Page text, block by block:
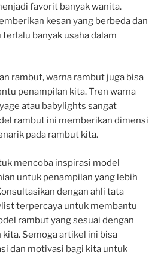
favorit banyak wanita.
kesan yang berbeda dan
banyak usaha dalam
rambut, warna rambut juga bisa
penampilan kita. Tren warna
atau babylights sangat
rambut ini memberikan dimensi
pada rambut kita.
mencoba inspirasi model
untuk penampilan yang lebih
dengan ahli tata
terpercaya untuk membantu
rambut yang sesuai dengan
kita. Semoga artikel ini bisa
dan motivasi bagi kita untuk